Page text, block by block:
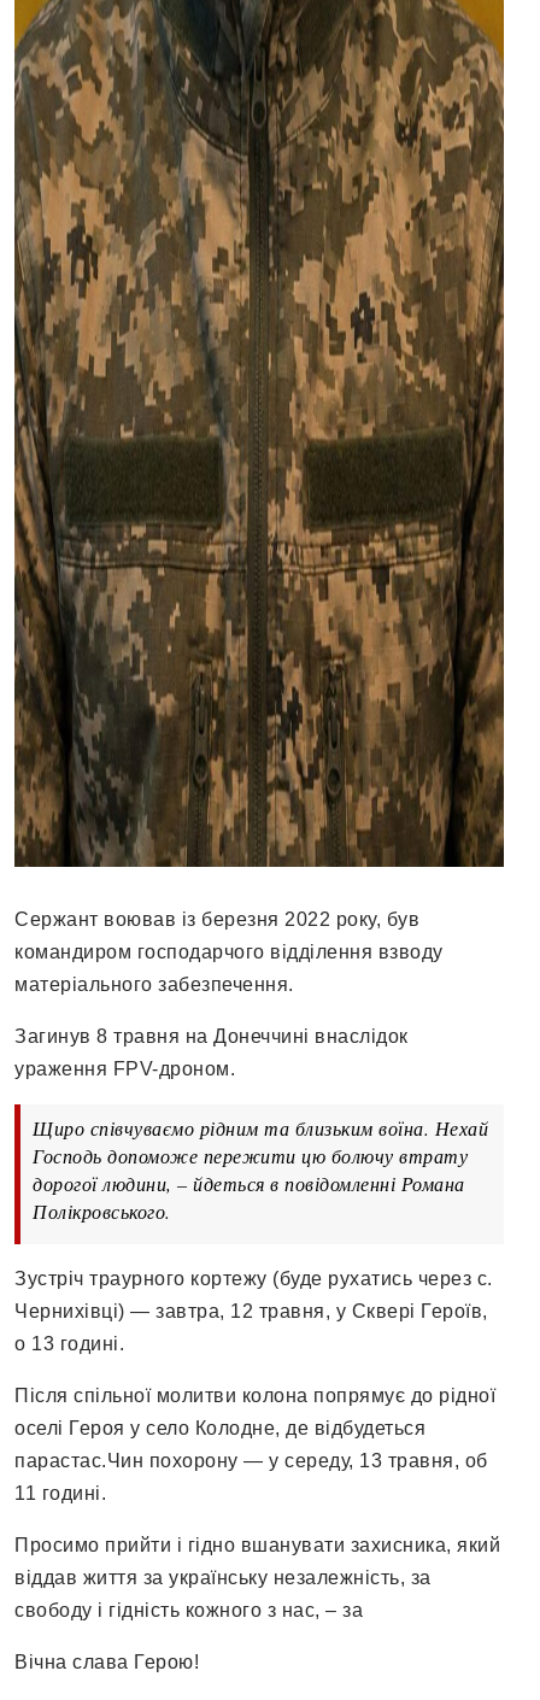
Сержант воював із березня 2022 року, був
командиром господарчого відділення взводу
матеріального забезпечення.
Загинув 8 травня на Донеччині внаслідок
ураження FPV-дроном.
Щиро співчуваємо рідним та близьким воїна. Нехай
Господь допоможе пережити цю болючу втрату
дорогої людини, – йдеться в повідомленні Романа
Полікровського.
Зустріч траурного кортежу (буде рухатись через с.
Чернихівці) — завтра, 12 травня, у Сквері Героїв,
о 13 годині.
Після спільної молитви колона попрямує до рідної
оселі Героя у село Колодне, де відбудеться
парастас.Чин похорону — у середу, 13 травня, об
11 годині.
Просимо прийти і гідно вшанувати захисника, який
віддав життя за українську незалежність, за
свободу і гідність кожного з нас, – за
Вічна слава Герою!